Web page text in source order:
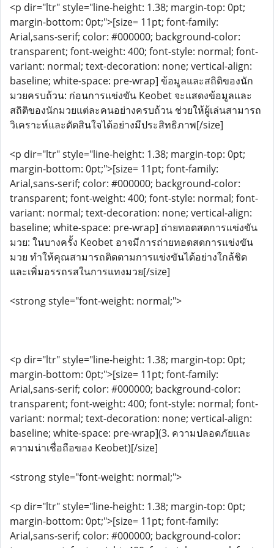
<p dir="ltr" style="line-height: 1.38; margin-top: 0pt;
margin-bottom: 0pt;">[size= 11pt; font-family:
Arial,sans-serif; color: #000000; background-color:
transparent; font-weight: 400; font-style: normal; font-
variant: normal; text-decoration: none; vertical-align:
baseline; white-space: pre-wrap] ข้อมูลและสถิติของนัก
มวยครบถ้วน: ก่อนการแข่งขัน Keobet จะแสดงข้อมูลและ
สถิติของนักมวยแต่ละคนอย่างครบถ้วน ช่วยให้ผู้เล่นสามารถ
วิเคราะห์และตัดสินใจได้อย่างมีประสิทธิภาพ[/size]
<p dir="ltr" style="line-height: 1.38; margin-top: 0pt;
margin-bottom: 0pt;">[size= 11pt; font-family:
Arial,sans-serif; color: #000000; background-color:
transparent; font-weight: 400; font-style: normal; font-
variant: normal; text-decoration: none; vertical-align:
baseline; white-space: pre-wrap] ถ่ายทอดสดการแข่งขัน
มวย: ในบางครั้ง Keobet อาจมีการถ่ายทอดสดการแข่งขัน
มวย ทำให้คุณสามารถติดตามการแข่งขันได้อย่างใกล้ชิด
และเพิ่มอรรถรสในการแทงมวย[/size]
<strong style="font-weight: normal;">
<p dir="ltr" style="line-height: 1.38; margin-top: 0pt;
margin-bottom: 0pt;">[size= 11pt; font-family:
Arial,sans-serif; color: #000000; background-color:
transparent; font-weight: 400; font-style: normal; font-
variant: normal; text-decoration: none; vertical-align:
baseline; white-space: pre-wrap](3. ความปลอดภัยและ
ความน่าเชื่อถือของ Keobet)[/size]
<strong style="font-weight: normal;">
<p dir="ltr" style="line-height: 1.38; margin-top: 0pt;
margin-bottom: 0pt;">[size= 11pt; font-family:
Arial,sans-serif; color: #000000; background-color: